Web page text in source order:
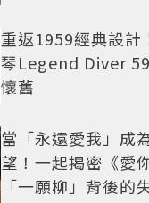
重返1959經典設
琴Legend Diver
懷舊
當「永遠愛我」成
望！一起揭密《愛
「一願柳」背後的